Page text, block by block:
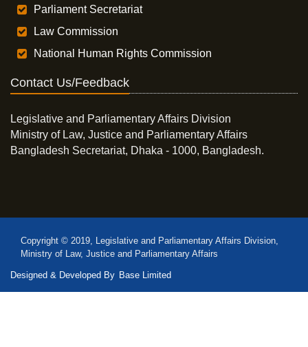
Parliament Secretariat
Law Commission
National Human Rights Commission
Contact Us/Feedback
Legislative and Parliamentary Affairs Division
Ministry of Law, Justice and Parliamentary Affairs
Bangladesh Secretariat, Dhaka - 1000, Bangladesh.
Copyright © 2019, Legislative and Parliamentary Affairs Division,
Ministry of Law, Justice and Parliamentary Affairs
Designed & Developed By Base Limited